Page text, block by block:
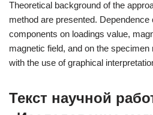
Theoretical background of the
method are presented.
components on loadings value,
magnetic field, and on the
with the use of graphical
Текст научной